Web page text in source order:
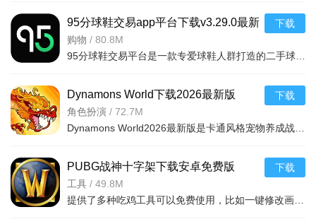
95分球鞋交易app平台下载v3.29.0最新
版
购物 / 80.8M
下载
Dynamons World下载2026最新版
v1.12.62 安卓版
角色扮演 / 72.7M
下载
PUBG战神十字架下载安卓免费版
v7.68.0安卓免费版
工具 / 49.8M
下载